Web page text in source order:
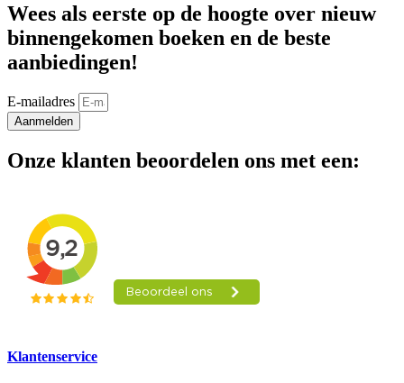
Wees als eerste op de hoogte over nieuw
binnengekomen boeken en de beste
aanbiedingen!
E-mailadres
Aanmelden
Onze klanten beoordelen ons met een:
Klantenservice